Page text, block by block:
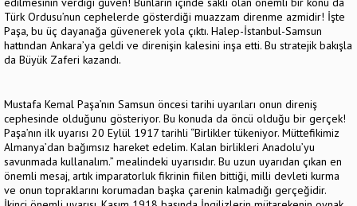
Türk Ordusu’nun cephelerde gösterdiği muazzam direnme azmidir! İşte
Paşa, bu üç dayanağa güvenerek yola çıktı. Halep-İstanbul-Samsun
hattından Ankara’ya geldi ve direnişin kalesini inşa etti. Bu stratejik bakışla
da Büyük Zaferi kazandı.
Mustafa Kemal Paşa’nın Samsun öncesi tarihi uyarıları onun direniş
cephesinde olduğunu gösteriyor. Bu konuda da öncü olduğu bir gerçek!
Paşa’nın ilk uyarısı 20 Eylül 1917 tarihli “Birlikler tükeniyor. Müttefikimiz
Almanya’dan bağımsız hareket edelim. Kalan birlikleri Anadolu’yu
savunmada kullanalım.” mealindeki uyarısıdır. Bu uzun uyarıdan çıkan en
önemli mesaj, artık imparatorluk fikrinin fiilen bittiği, milli devleti kurma
ve onun topraklarını korumadan başka çarenin kalmadığı gerçeğidir.